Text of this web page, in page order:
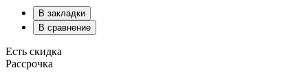
В закладки
В сравнение
Есть скидка
Рассрочка